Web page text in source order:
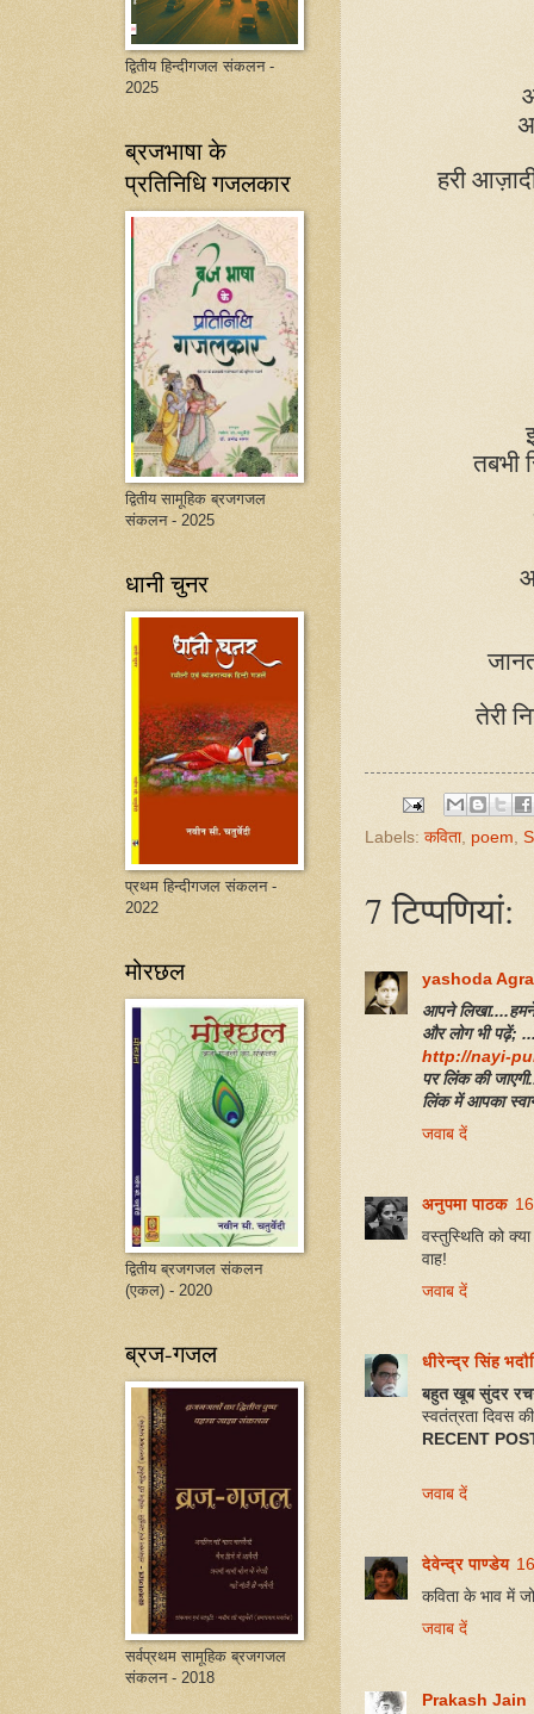
हरी
तबभी
तेरी
Labels:कविता, poem,
7 टिप्‍पणियां:
yashoda
आपने
और लोग भी पढ़ें;
http://nayi-
पर लिंक की
लिंक में आपका
जवाब दें
अनुपमा पाठक
वस्तुस्थिति को
वाह!
जवाब दें
धीरेन्द्र सिंह
बहुत खूब सुंदर
स्वतंत्रता दिवस
RECENT
जवाब दें
देवेन्द्र पाण्डेय
कविता के भाव में
जवाब दें
Prakash Jain
द्वितीय हिन्दीगजल संकलन -
2025
ब्रजभाषा के
प्रतिनिधि गजलकार
द्वितीय सामूहिक ब्रजगजल
संकलन - 2025
धानी चुनर
प्रथम हिन्दीगजल संकलन -
2022
मोरछल
द्वितीय ब्रजगजल संकलन
(एकल) - 2020
ब्रज-गजल
सर्वप्रथम सामूहिक ब्रजगजल
संकलन - 2018